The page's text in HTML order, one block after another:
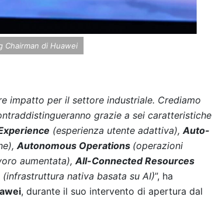
Chairman di Huawei
impatto per il settore industriale. Crediamo
grazie a sei caratteristiche
(esperienza utente adattiva),Auto-
Autonomous Operations (operazioni
aumentata),All-Connected Resources
(infrastruttura nativa basata su AI)”, ha
, durante il suo intervento di apertura dal